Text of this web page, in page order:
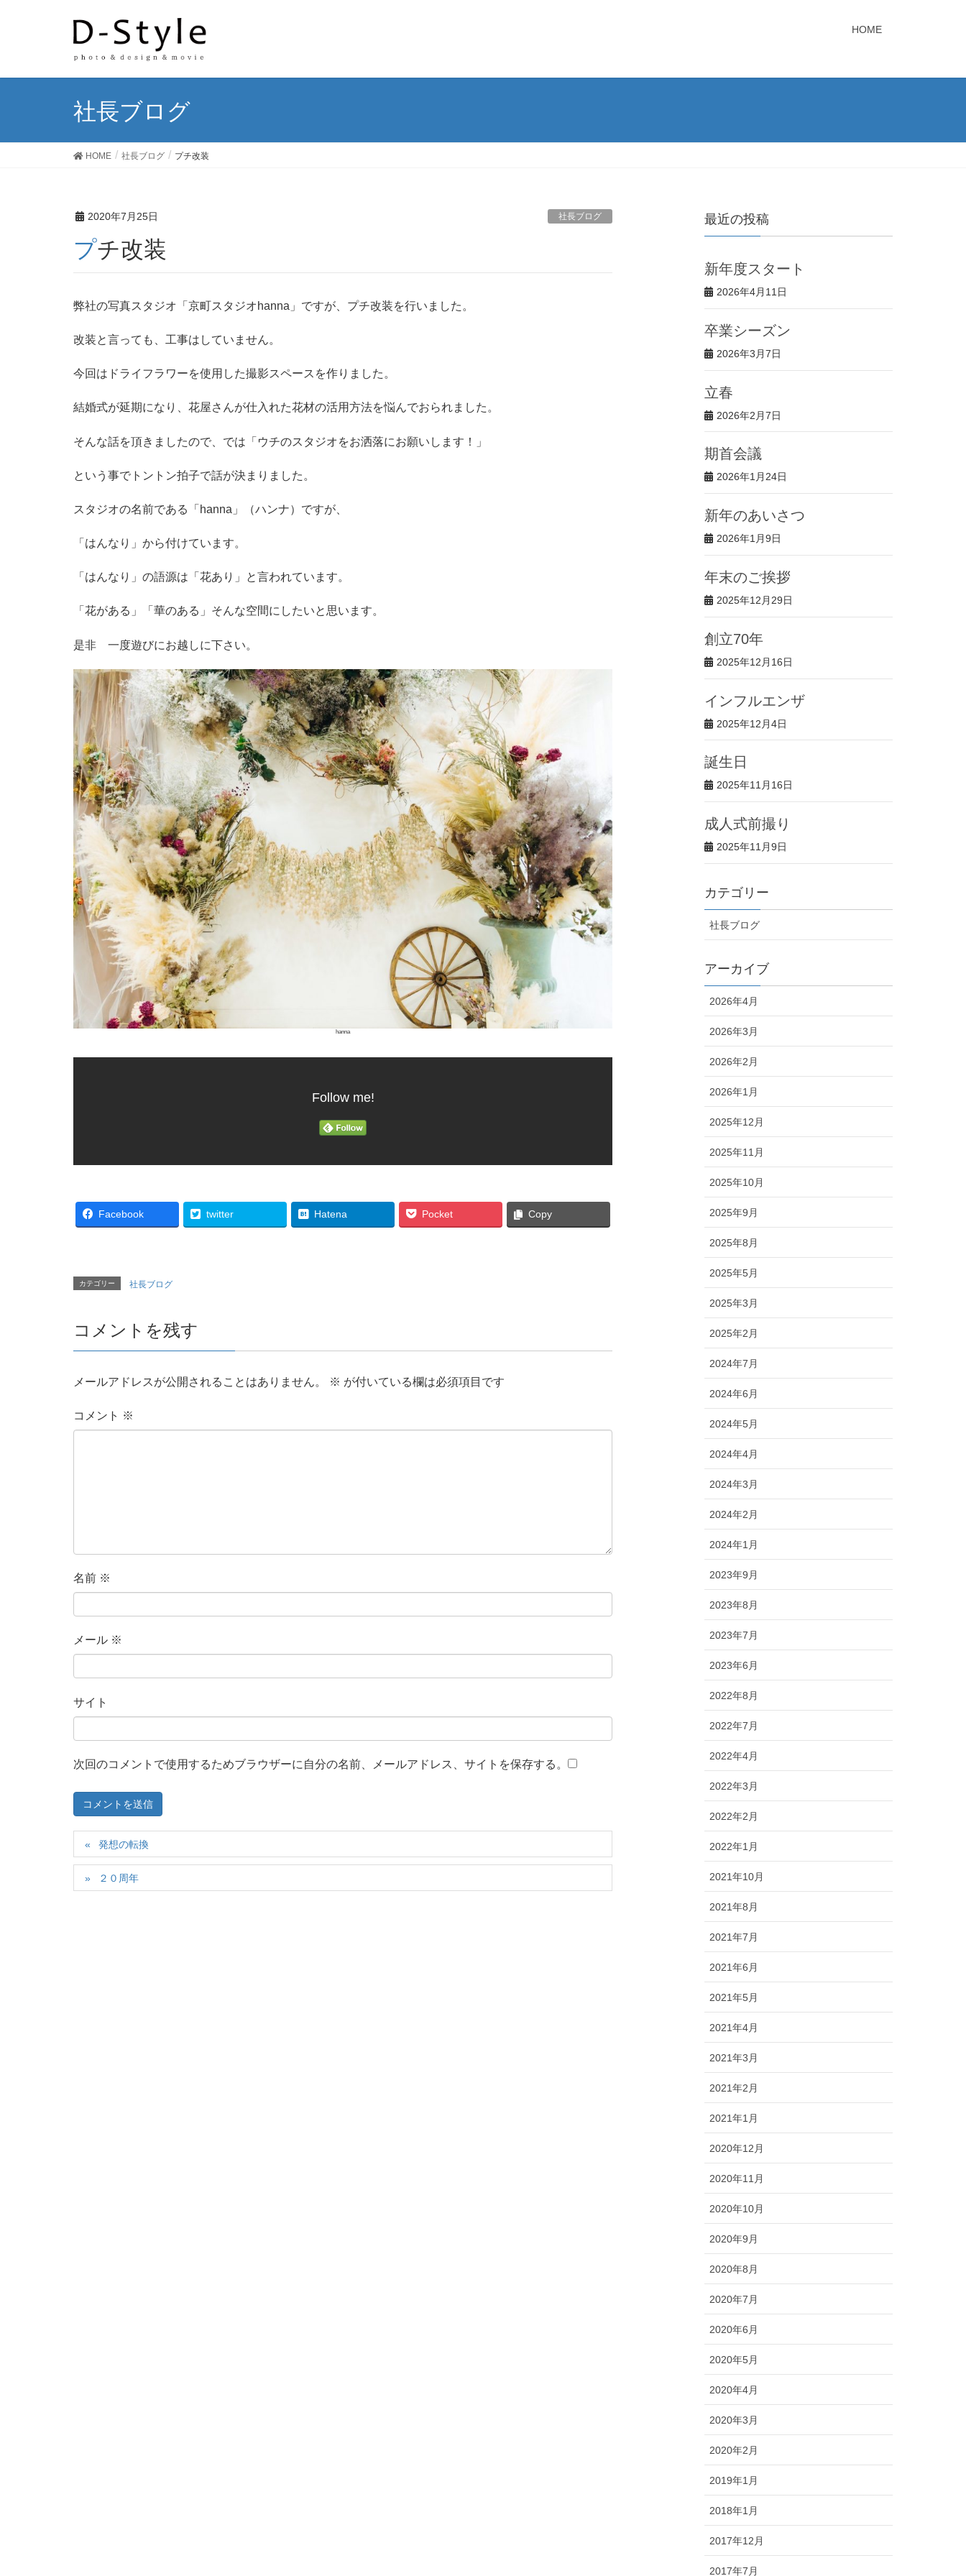
HOME
社長ブログ
HOME 社長ブログ プチ改装
2020年7月25日 社長ブログ
プチ改装
弊社の写真スタジオ「京町スタジオhanna」ですが、プチ改装を行いました。
改装と言っても、工事はしていません。
今回はドライフラワーを使用した撮影スペースを作りました。
結婚式が延期になり、花屋さんが仕入れた花材の活用方法を悩んでおられました。
そんな話を頂きましたので、では「ウチのスタジオをお洒落にお願いします！」
という事でトントン拍子で話が決まりました。
スタジオの名前である「hanna」（ハンナ）ですが、
「はんなり」から付けています。
「はんなり」の語源は「花あり」と言われています。
「花がある」「華のある」そんな空間にしたいと思います。
是非 一度遊びにお越しに下さい。
hanna
Follow me!
Facebook twitter Hatena Pocket Copy
カテゴリー 社長ブログ
コメントを残す
メールアドレスが公開されることはありません。 ※ が付いている欄は必須項目です
コメント ※
名前 ※
メール ※
サイト
次回のコメントで使用するためブラウザーに自分の名前、メールアドレス、サイトを保存する。
発想の転換
２０周年
最近の投稿
新年度スタート
2026年4月11日
卒業シーズン
2026年3月7日
立春
2026年2月7日
期首会議
2026年1月24日
新年のあいさつ
2026年1月9日
年末のご挨拶
2025年12月29日
創立70年
2025年12月16日
インフルエンザ
2025年12月4日
誕生日
2025年11月16日
成人式前撮り
2025年11月9日
カテゴリー
社長ブログ
アーカイブ
2026年4月
2026年3月
2026年2月
2026年1月
2025年12月
2025年11月
2025年10月
2025年9月
2025年8月
2025年5月
2025年3月
2025年2月
2024年7月
2024年6月
2024年5月
2024年4月
2024年3月
2024年2月
2024年1月
2023年9月
2023年8月
2023年7月
2023年6月
2022年8月
2022年7月
2022年4月
2022年3月
2022年2月
2022年1月
2021年10月
2021年8月
2021年7月
2021年6月
2021年5月
2021年4月
2021年3月
2021年2月
2021年1月
2020年12月
2020年11月
2020年10月
2020年9月
2020年8月
2020年7月
2020年6月
2020年5月
2020年4月
2020年3月
2020年2月
2019年1月
2018年1月
2017年12月
2017年7月